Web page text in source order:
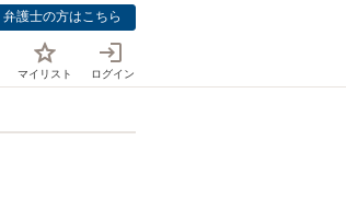
弁護士の方はこちら
マイリスト ログイン